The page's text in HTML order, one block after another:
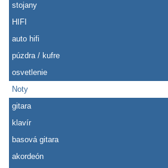
stojany
HIFI
auto hifi
púzdra / kufre
osvetlenie
Noty
gitara
klavír
basová gitara
akordeón